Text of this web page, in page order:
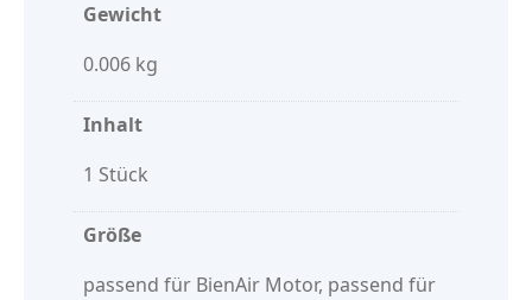
Gewicht
0.006 kg
Inhalt
1 Stück
Größe
passend für BienAir Motor, passend für